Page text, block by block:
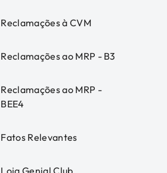
Reclamações à CVM
Reclamações ao MRP - B3
Reclamações ao MRP -
BEE4
Fatos Relevantes
Loja Genial Club